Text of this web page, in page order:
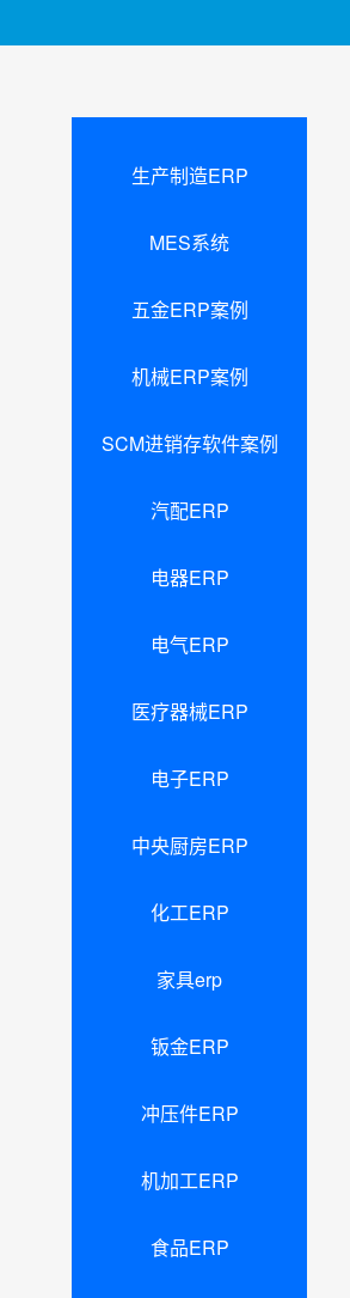
生产制造ERP
MES系统
五金ERP案例
机械ERP案例
SCM进销存软件案例
汽配ERP
电器ERP
电气ERP
医疗器械ERP
电子ERP
中央厨房ERP
化工ERP
家具erp
钣金ERP
冲压件ERP
机加工ERP
食品ERP